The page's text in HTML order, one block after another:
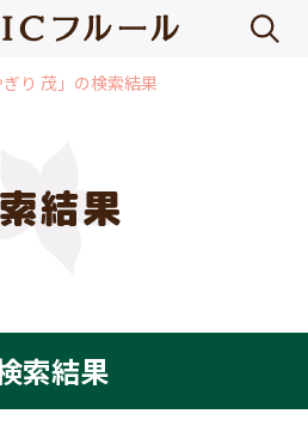
ぎり 茂」の検索結果
検索結果
索結果